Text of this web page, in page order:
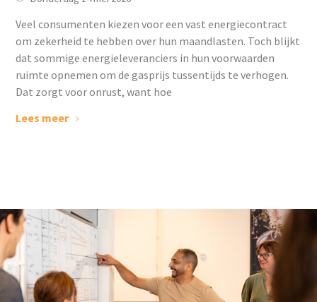
Veel consumenten kiezen voor een vast energiecontract
om zekerheid te hebben over hun maandlasten. Toch blijkt
dat sommige energieleveranciers in hun voorwaarden
ruimte opnemen om de gasprijs tussentijds te verhogen.
Dat zorgt voor onrust, want hoe
Lees meer